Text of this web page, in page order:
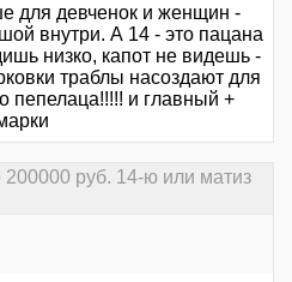
для девченок и женщин -
внутри. А 14 - это пацана
низко, капот не видешь -
траблы насоздают для
пепелаца!!!!! и главный +
200000 руб. 14-ю или матиз